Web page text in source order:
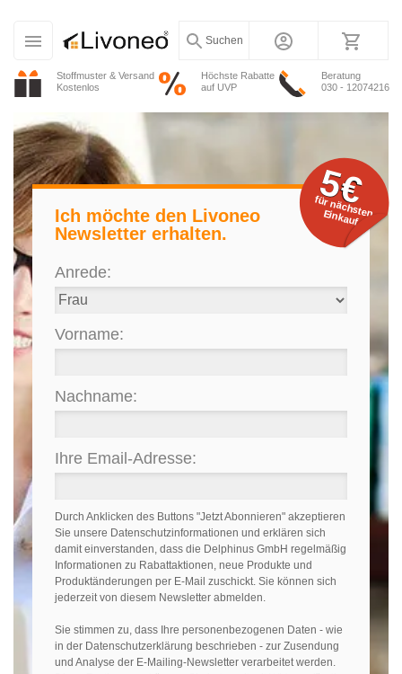
Stoffmuster & Versand
Kostenlos
Höchste Rabatte
auf UVP
Beratung
030 - 12074216
Suchen
5€
für nächsten
Einkauf
Ich möchte den Livoneo
Newsletter erhalten.
Anrede
Vorname
Nachname
Ihre Email-Adresse
Durch Anklicken des Buttons "Jetzt Abonnieren" akzeptieren
Sie unsere Datenschutzinformationen und erklären sich
damit einverstanden, dass die Delphinus GmbH regelmäßig
Informationen zu Rabattaktionen, neue Produkte und
Produktänderungen per E-Mail zuschickt. Sie können sich
jederzeit von diesem Newsletter abmelden.
Sie stimmen zu, dass Ihre personenbezogenen Daten - wie
in der Datenschutzerklärung beschrieben - zur Zusendung
und Analyse der E-Mailing-Newsletter verarbeitet werden.